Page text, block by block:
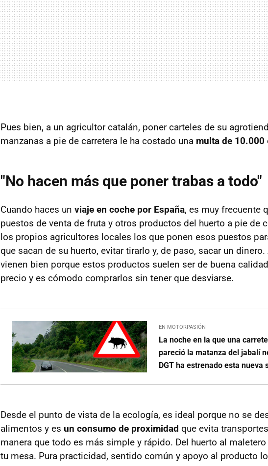
Pues bien, a un agricultor catalán, poner carteles de su
manzanas a pie de carretera le ha costado una multa de 10.000
"No hacen más que poner trabas a todo"
Cuando haces un viaje en coche por España, es muy frecuente
puestos de venta de fruta y otros productos del huerto a pie de
los propios agricultores locales los que ponen esos puestos
que sacan de su huerto, evitar tirarlo y, de paso, sacar un
vienen bien porque estos productos suelen ser de buena
precio y es cómodo comprarlos sin tener que desviarse.
EN MOTORPASIÓN
La noche en la que una
pareció la matanza del jabalí
DGT ha estrenado esta nueva
Desde el punto de vista de la ecología, es ideal porque no se
alimentos y es un consumo de proximidad que evita
manera que todo es más simple y rápido. Del huerto al
tu mesa. Pura practicidad, sentido común y apoyo al producto